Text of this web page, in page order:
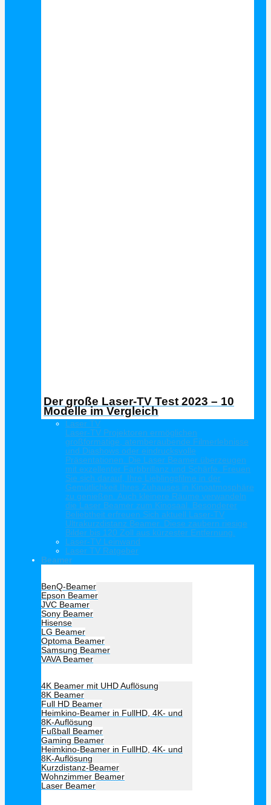
Der große Laser-TV Test 2023 – 10
Modelle im Vergleich
Laser TV
Laser-TV Projektoren ermöglichen
großformatige, atemberaubende Filmerlebnisse
und Diashows oder eindrucksvolle
Präsentationen. Die Laser Beamer überzeugen
mit exzellenter Farbbrillanz und Schärfe. Freuen
Sie sich darauf, Ihre Lieblingsfilme in der
Gemütlichkeit Ihres Zuhauses in Kinoatmosphäre
zu genießen. Auch kleinere Räume verwandeln
die Laser Beamer zum Kinosaal. Besonderer
Beliebtheit erfreuen Sich aktuell Laser-TV
Ultrakurzdistanz Beamer. Diese zaubern riesige
Bilder bis 120 Zoll aus kürzester Entfernung.
Laser-TV Leinwand
Laser TV Ratgeber
Beamer
BenQ-Beamer
Epson Beamer
JVC Beamer
Sony Beamer
Hisense
LG Beamer
Optoma Beamer
Samsung Beamer
VAVA Beamer
4K Beamer mit UHD Auflösung
8K Beamer
Full HD Beamer
Heimkino-Beamer in FullHD, 4K- und
8K-Auflösung
Fußball Beamer
Gaming Beamer
Heimkino-Beamer in FullHD, 4K- und
8K-Auflösung
Kurzdistanz-Beamer
Wohnzimmer Beamer
Laser Beamer